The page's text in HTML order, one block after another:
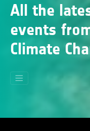
All the
events
Climate